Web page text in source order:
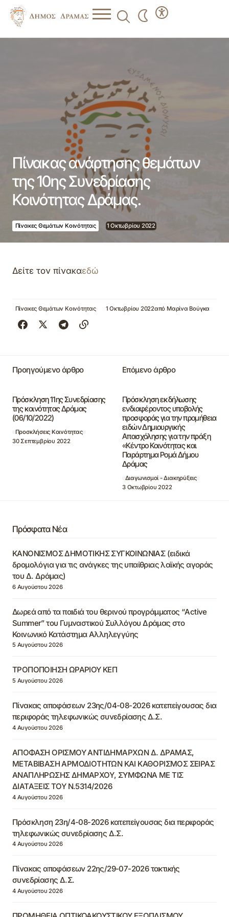
Πίνακας ανάρτησης θεμάτων
της 10ης Συνεδρίασης
Κοινότητας Δράμας.
Πίνακες Θεμάτων Κοινότητας 1 Οκτωβρίου 2022
Δείτε τον πίνακαεδώ
Πίνακες Θεμάτων Κοινότητας 1 Οκτωβρίου 2022από Μαρίνα Βούγκα
Προηγούμενο άρθρο
Πρόσκληση 11ης Συνεδρίασης
της κοινότητας Δράμας
(06/10/2022)
Προσκλήσεις Κοινότητας
30 Σεπτεμβρίου 2022
Επόμενο άρθρο
Πρόσκληση εκδήλωσης
ενδιαφέροντος υποβολής
προσφοράς για την προμήθεια
ειδών Δημιουργικής
Απασχόλησης για την πράξη
«Κέντρο Κοινότητας και
Παράρτημα Ρομά Δήμου
Δράμας
Διαγωνισμοί - Διακηρύξεις
3 Οκτωβρίου 2022
Πρόσφατα Νέα
ΚΑΝΟΝΙΣΜΟΣ ΔΗΜΟΤΙΚΗΣ ΣΥΓΚΟΙΝΩΝΙΑΣ (ειδικά
δρομολόγια για τις ανάγκες της υπαίθριας λαϊκής αγοράς
του Δ. Δράμας)
6 Αυγούστου 2026
Δωρεά από τα παιδιά του θερινού προγράμματος “Active
Summer” του Γυμναστικού Συλλόγου Δράμας στο
Κοινωνικό Κατάστημα Αλληλεγγύης
5 Αυγούστου 2026
ΤΡΟΠΟΠΟΙΗΣΗ ΩΡΑΡΙΟΥ ΚΕΠ
5 Αυγούστου 2026
Πίνακας αποφάσεων 23ης/04-08-2026 κατεπείγουσας δια
περιφοράς τηλεφωνικώς συνεδρίασης Δ.Σ.
4 Αυγούστου 2026
ΑΠΟΦΑΣΗ ΟΡΙΣΜΟΥ ΑΝΤΙΔΗΜΑΡΧΩΝ Δ. ΔΡΑΜΑΣ,
ΜΕΤΑΒΙΒΑΣΗ ΑΡΜΟΔΙΟΤΗΤΩΝ ΚΑΙ ΚΑΘΟΡΙΣΜΟΣ ΣΕΙΡΑΣ
ΑΝΑΠΛΗΡΩΣΗΣ ΔΗΜΑΡΧΟΥ, ΣΥΜΦΩΝΑ ΜΕ ΤΙΣ
ΔΙΑΤΑΞΕΙΣ ΤΟΥ Ν.5314/2026
4 Αυγούστου 2026
Πρόσκληση 23η/4-08-2026 κατεπείγουσας δια περιφοράς
τηλεφωνικώς συνεδρίασης Δ.Σ.
4 Αυγούστου 2026
Πίνακας αποφάσεων 22ης/29-07-2026 τακτικής
συνεδρίασης Δ.Σ.
4 Αυγούστου 2026